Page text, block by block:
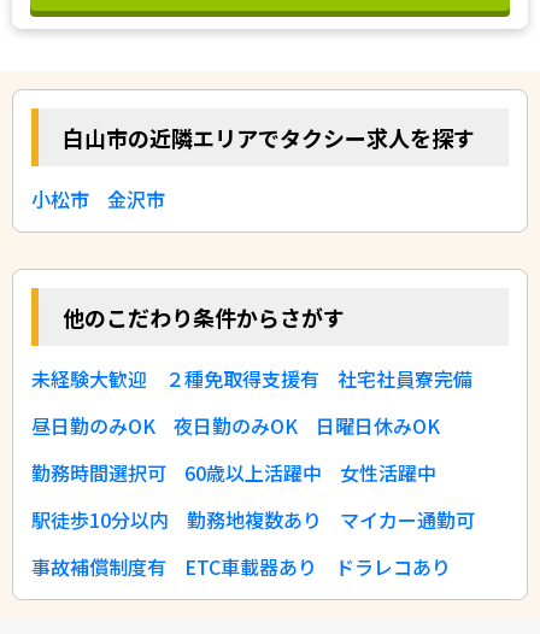
白山市の近隣エリアでタクシー求人を探す
小松市 金沢市
他のこだわり条件からさがす
未経験大歓迎 ２種免取得支援有
社宅社員寮完備
昼日勤のみOK
夜日勤のみOK
日曜日休みOK
勤務時間選択可
60歳以上活躍中
女性活躍中
駅徒歩10分以内
勤務地複数あり
マイカー通勤可
事故補償制度有
ETC車載器あり ドラレコあり